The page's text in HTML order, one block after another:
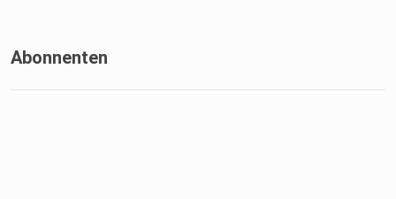
Abonnenten